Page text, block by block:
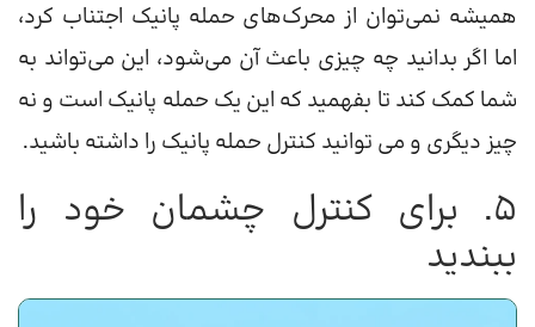
همیشه نمی‌توان از محرک‌های حمله پانیک اجتناب کرد،
اما اگر بدانید چه چیزی باعث آن می‌شود، این می‌تواند به
شما کمک کند تا بفهمید که این یک حمله پانیک است و نه
چیز دیگری و می توانید کنترل حمله پانیک را داشته باشید.
5. برای کنترل چشمان خود را
ببندید